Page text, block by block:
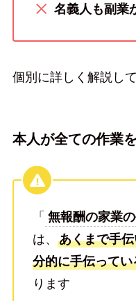
名義人も副業
個別に詳しく解説し
本人が全ての作業
「 無報酬の家業
は、 あくまで手
分的に手伝って
ります